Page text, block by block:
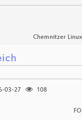
Chemnitzer
03-27
108